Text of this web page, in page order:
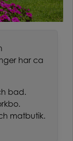
har ca
bad.
matbutik.